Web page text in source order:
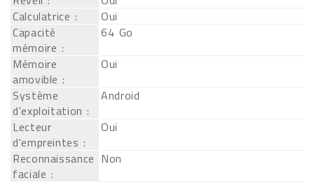
Calculatrice :
Oui
Capacité
mémoire :
64 Go
Mémoire
amovible :
Oui
Système
d'exploitation :
Android
Lecteur
d'empreintes :
Oui
Reconnaissance
faciale :
Non